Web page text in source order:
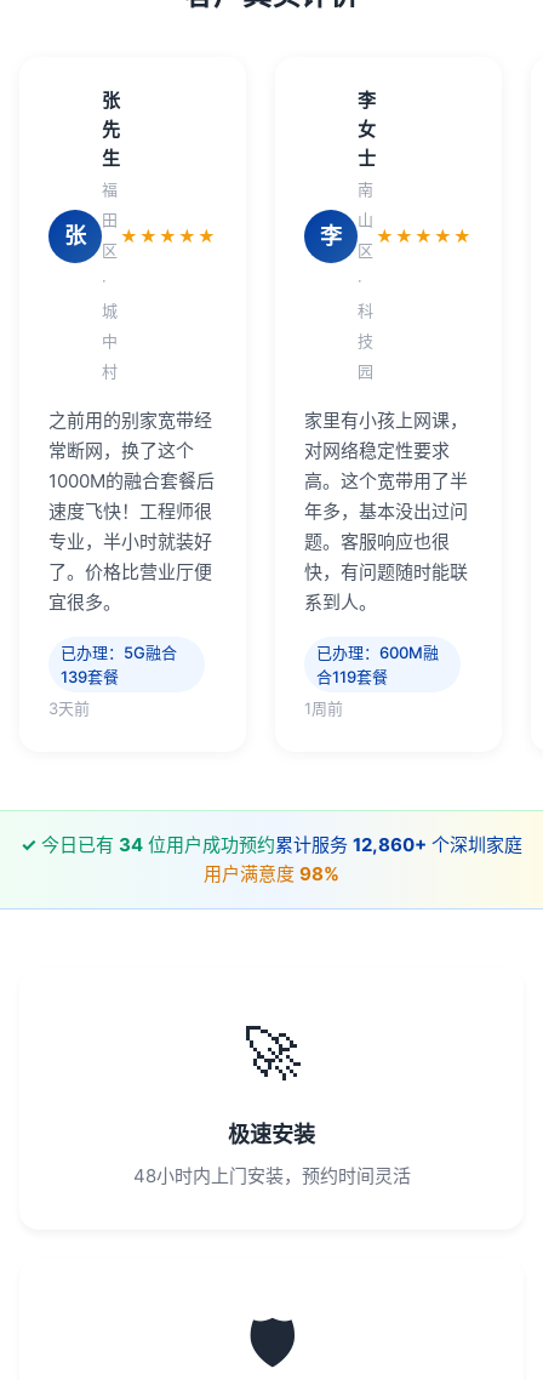
张
张
先
生
福
田
区
·
城
中
村
★★★★★
之前用的别家宽带经
常断网，换了这个
1000M的融合套餐后
速度飞快！工程师很
专业，半小时就装好
了。价格比营业厅便
宜很多。
已办理：5G融合
139套餐
3天前
李
李
女
士
南
山
区
·
科
技
园
★★★★★
家里有小孩上网课，
对网络稳定性要求
高。这个宽带用了半
年多，基本没出过问
题。客服响应也很
快，有问题随时能联
系到人。
已办理：600M融
合119套餐
1周前
✓ 今日已有 34 位用户成功预约累计服务 12,860+ 个深圳家庭
用户满意度 98%
🚀
极速安装
48小时内上门安装，预约时间灵活
🛡️